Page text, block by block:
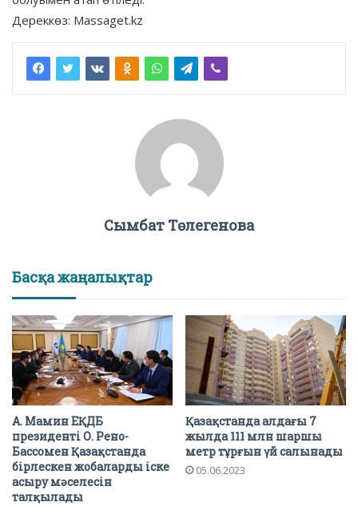
Дереккөз: Massaget.kz
Сымбат Төлегенова
Басқа жаңалықтар
А. Мамин ЕҚДБ
президенті О. Рено-
Бассомен Қазақстанда
бірлескен жобаларды іске
асыру мәселесін
талқылады
Қазақстанда алдағы 7
жылда 111 млн шаршы
метр тұрғын үй салынады
05.06.2023